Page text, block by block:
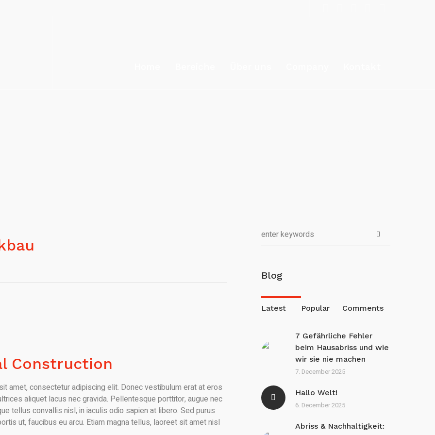
Construction
amet, consectetur adipiscing elit. Donec vestibulum erat at eros
aliquet lacus nec gravida. Pellentesque porttitor, augue nec
tellus convallis nisl, in iaculis odio sapien at libero. Sed purus
ut, faucibus eu arcu. Etiam magna tellus, laoreet sit amet nisl
Blog
Latest Popular Comments
7 Gefährliche Fehler
beim Hausabriss und wie
wir sie nie machen
7. December 2025
Hallo Welt!
6. December 2025
Abriss & Nachhaltigkeit: